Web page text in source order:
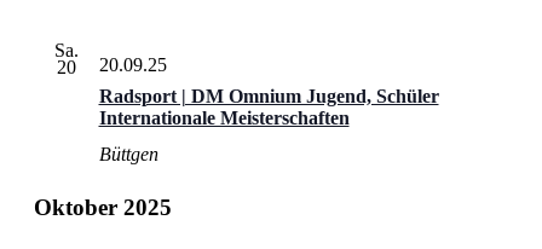
Sa.
20
Radsport | DM Omnium Jugend, Schüler
Internationale Meisterschaften
20.09.25
Büttgen
Oktober 2025